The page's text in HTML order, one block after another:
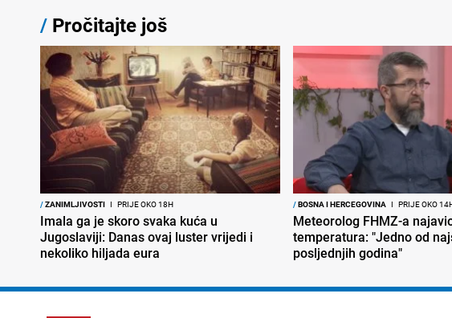
/ Pročitajte još
/ZANIMLJIVOSTI I PRIJE OKO 18H
Imala ga je skoro svaka kuća u
Jugoslaviji: Danas ovaj luster vrijedi i
nekoliko hiljada eura
/BOSNA I HERCEGOVINA I PRIJE OKO
Meteorolog FHMZ-a
temperatura: "Jedno od
posljednjih godina"